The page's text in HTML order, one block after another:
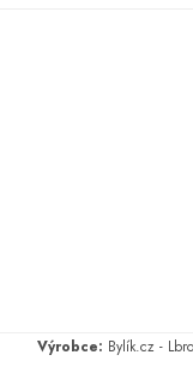
Výrobce: Bylík.cz -